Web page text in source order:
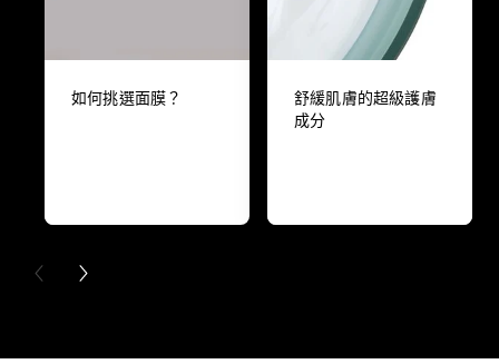
如何挑選面膜？
舒緩肌膚的超級護膚
成分
PREVIOUS CARD
NEXT CARD